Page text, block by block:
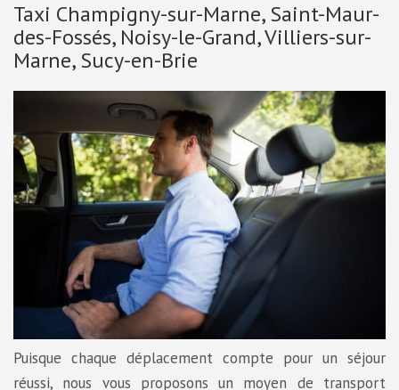
Taxi Champigny-sur-Marne, Saint-Maur-
des-Fossés, Noisy-le-Grand, Villiers-sur-
Marne, Sucy-en-Brie
Puisque chaque déplacement compte pour un séjour
réussi, nous vous proposons un moyen de transport